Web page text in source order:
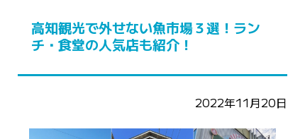
高知観光で外せない魚市場３選！ラン
チ・食堂の人気店も紹介！
2022年11月20日